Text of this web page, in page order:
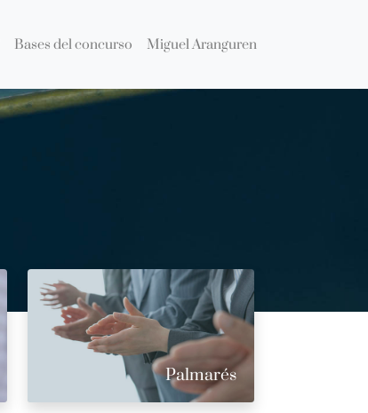
Bases del concurso Miguel Aranguren
Palmarés